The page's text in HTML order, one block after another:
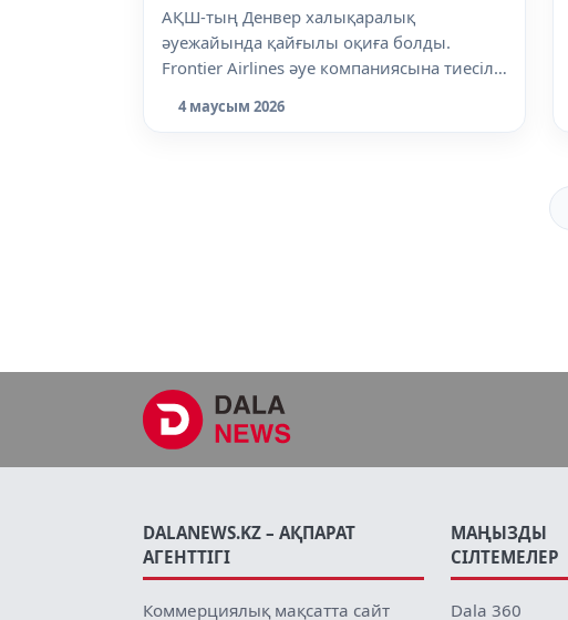
АҚШ-тың Денвер халықаралық
әуежайында қайғылы оқиға болды.
Frontier Airlines әуе компаниясына тиесілі
4 маусым 2026
DALANEWS.KZ – АҚПАРАТ
АГЕНТТІГІ
Коммерциялық мақсатта сайт
МАҢЫЗДЫ
СІЛТЕМЕЛЕР
Dala 360